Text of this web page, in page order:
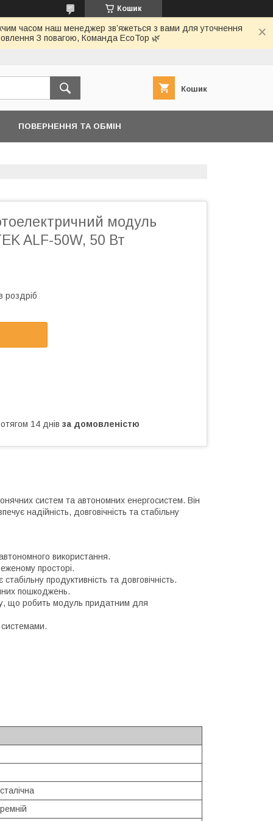
Кошик
часом наш менеджер зв’яжеться з вами для уточнення
З повагою, Команда EcoTop 🌿
Кошик
ПОВЕРНЕННЯ ТА ОБМІН
модуль
ALF-50W, 50 Вт
роздріб
14 днів за домовленістю
систем та автономних енергосистем. Він
надійність, довговічність та стабільну
використання.
просторі.
продуктивність та довговічність.
пошкоджень.
що робить модуль придатним для
системами.